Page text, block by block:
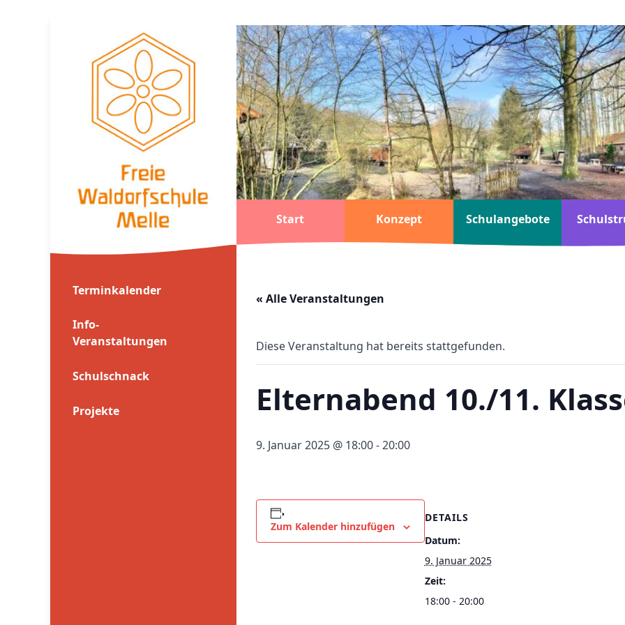
Start Konzept Schulangebote
Terminkalender
Info-
Veranstaltungen
Schulschnack
Projekte
« Alle Veranstaltungen
Diese Veranstaltung hat bereits stattgefunden.
Elternabend 10./11.
9. Januar 2025 @ 18:00-20:00
Zum Kalender hinzufügen
DETAILS
Datum:
9. Januar 2025
Zeit:
18:00 - 20:00